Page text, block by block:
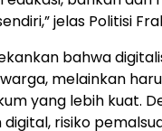
jelas Politisi
bahwa
melainkan
yang lebih kuat.
risiko